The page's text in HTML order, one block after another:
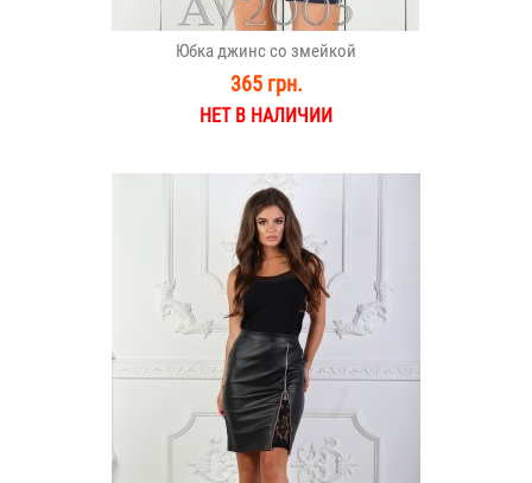
Юбка джинс со змейкой
365 грн.
НЕТ В НАЛИЧИИ